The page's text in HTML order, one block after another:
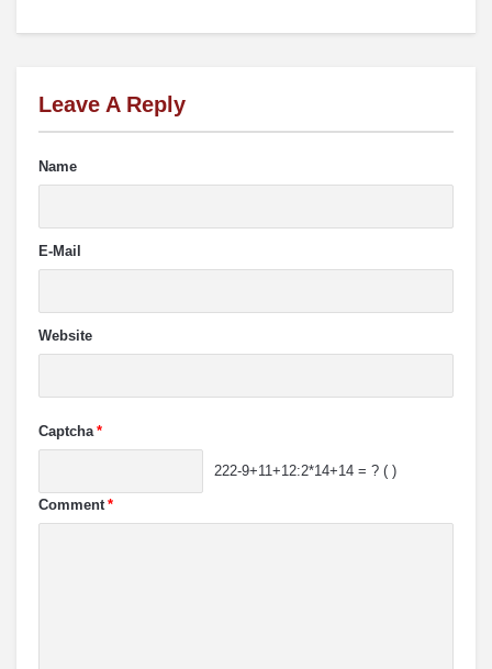
Leave A Reply
Name
E-Mail
Website
Captcha *
222-9+11+12:2*14+14 = ? ( )
Comment *